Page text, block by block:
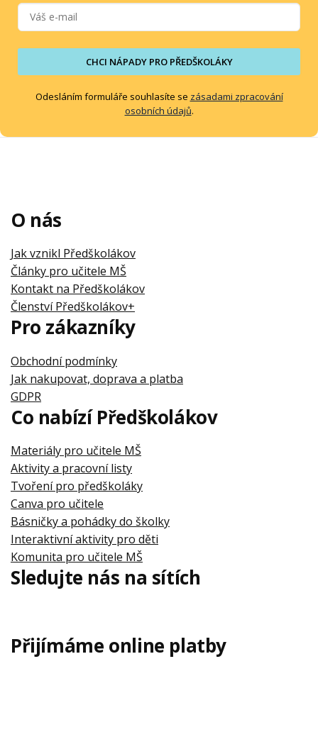
CHCI NÁPADY PRO PŘEDŠKOLÁKY
Odesláním formuláře souhlasíte se zásadami zpracování
osobních údajů.
O nás
Jak vznikl Předškolákov
Články pro učitele MŠ
Kontakt na Předškolákov
Členství Předškolákov+
Pro zákazníky
Obchodní podmínky
Jak nakupovat, doprava a platba
GDPR
Co nabízí Předškolákov
Materiály pro učitele MŠ
Aktivity a pracovní listy
Tvoření pro předškoláky
Canva pro učitele
Básničky a pohádky do školky
Interaktivní aktivity pro děti
Komunita pro učitele MŠ
Sledujte nás na sítích
Přijímáme online platby